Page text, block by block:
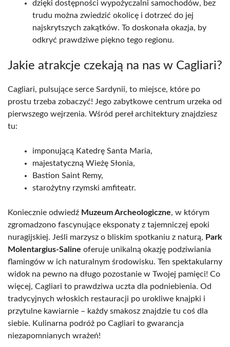
dzięki dostępności wypożyczalni samochodów, bez
trudu można zwiedzić okolicę i dotrzeć do jej
najskrytszych zakątków. To doskonała okazja, by
odkryć prawdziwe piękno tego regionu.
Jakie atrakcje czekają na nas w Cagliari?
Cagliari, pulsujące serce Sardynii, to miejsce, które po
prostu trzeba zobaczyć! Jego zabytkowe centrum urzeka od
pierwszego wejrzenia. Wśród pereł architektury znajdziesz
tu:
imponującą Katedrę Santa Maria,
majestatyczną Wieżę Słonia,
Bastion Saint Remy,
starożytny rzymski amfiteatr.
Koniecznie odwiedź Muzeum Archeologiczne, w którym
zgromadzono fascynujące eksponaty z tajemniczej epoki
nuragijskiej. Jeśli marzysz o bliskim spotkaniu z naturą, Park
Molentargius-Saline oferuje unikalną okazję podziwiania
flamingów w ich naturalnym środowisku. Ten spektakularny
widok na pewno na długo pozostanie w Twojej pamięci! Co
więcej, Cagliari to prawdziwa uczta dla podniebienia. Od
tradycyjnych włoskich restauracji po urokliwe knajpki i
przytulne kawiarnie – każdy smakosz znajdzie tu coś dla
siebie. Kulinarna podróż po Cagliari to gwarancja
niezapomnianych wrażeń!